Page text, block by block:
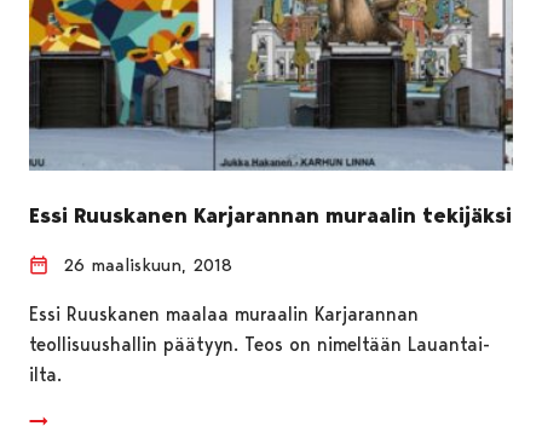
Essi Ruuskanen Karjarannan muraalin tekijäksi
26 maaliskuun, 2018
Essi Ruuskanen maalaa muraalin Karjarannan
teollisuushallin päätyyn. Teos on nimeltään Lauantai-
ilta.